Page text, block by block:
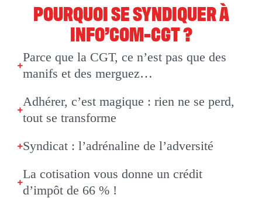
POURQUOI SE SYNDIQUER À
INFO’COM-CGT ?
Parce que la CGT, ce n’est pas que des
manifs et des merguez…
Adhérer, c’est magique : rien ne se perd,
tout se transforme
Syndicat : l’adrénaline de l’adversité
La cotisation vous donne un crédit
d’impôt de 66 % !